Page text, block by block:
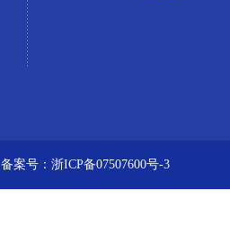
备案号：浙ICP备07507600号-3